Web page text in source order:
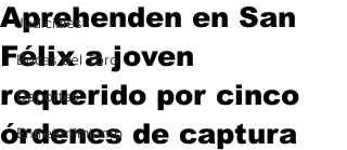
Judiciales
Bocas del Toro
Deportes
Entretenimiento
Aprehenden en San
Félix a joven
requerido por cinco
órdenes de captura